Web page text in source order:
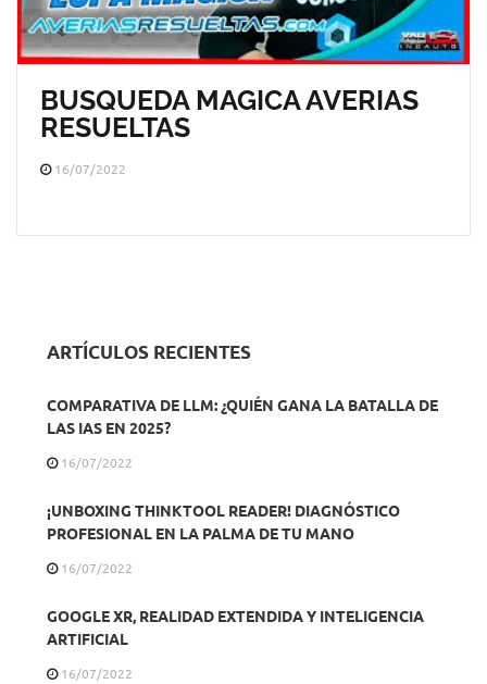
BUSQUEDA MAGICA AVERIAS
RESUELTAS
16/07/2022
ARTÍCULOS RECIENTES
COMPARATIVA DE LLM: ¿QUIÉN GANA LA BATALLA DE
LAS IAS EN 2025?
16/07/2022
¡UNBOXING THINKTOOL READER! DIAGNÓSTICO
PROFESIONAL EN LA PALMA DE TU MANO
16/07/2022
GOOGLE XR, REALIDAD EXTENDIDA Y INTELIGENCIA
ARTIFICIAL
16/07/2022